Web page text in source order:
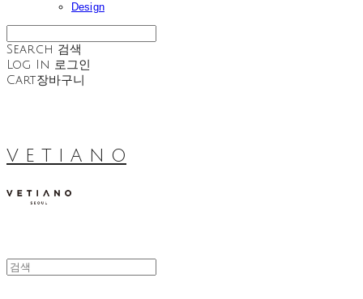
Design
Search 검색
Log In 로그인
Cart장바구니
V E T I A N O